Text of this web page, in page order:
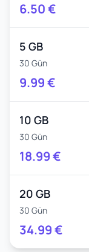
6.50€
5 GB
30 Gün
9.99€
10 GB
30 Gün
18.99€
20 GB
30 Gün
34.99€